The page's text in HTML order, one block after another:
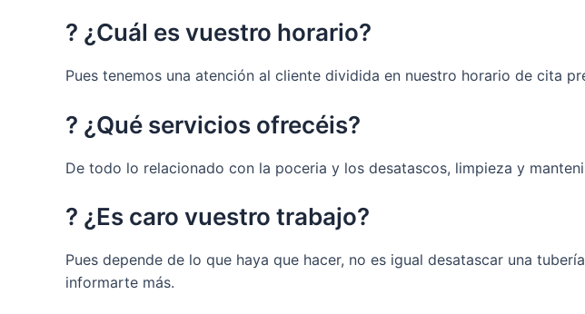
? ¿Cuál es vuestro horario?
Pues tenemos una atención al cliente dividida en nuestro horario de cita
? ¿Qué servicios ofrecéis?
De todo lo relacionado con la poceria y los desatascos, limpieza y
? ¿Es caro vuestro trabajo?
Pues depende de lo que haya que hacer, no es igual desatascar una
informarte más.